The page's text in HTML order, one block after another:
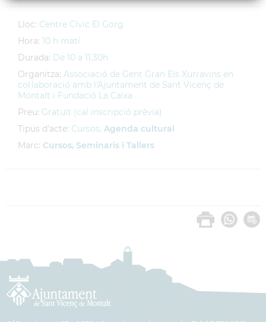
Lloc: Centre Cívic El Gorg
Hora: 10 h matí
Durada: De 10 a 11.30h
Organitza: Associació de Gent Gran Els Xurravins en
col·laboració amb l'Ajuntament de Sant Vicenç de
Montalt i Fundació La Caixa
Preu: Gratuït (cal inscripció prèvia)
Tipus d'acte: Cursos, Agenda cultural
Marc: Cursos, Seminaris i Tallers